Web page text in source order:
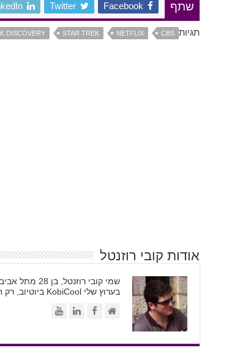
שתף Facebook
Twitter
תגיות CBS
NETFLIX
STAR TREK
DISCOVERY
אודות קובי רוזנטל
בערוץ שלי KobiCool ביוטיוב, רק חפשו את משקפי השמש